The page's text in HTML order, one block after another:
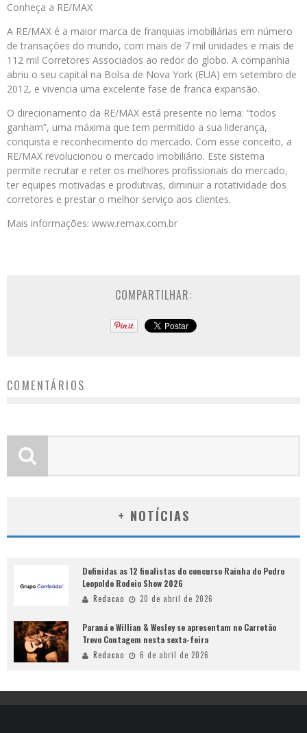
Conheça a RE/MAX
A RE/MAX é a maior marca de franquias imobiliárias em número
de transações do mundo, com mais de 7 mil unidades e mais de
112 mil Corretores Associados ao redor do globo. A companhia
abriu o seu capital na Bolsa de Nova York (EUA) em setembro de
2012, e vivencia uma excelente fase de franca expansão.
O direcionamento da RE/MAX está presente no lema: “todos
ganham”, uma máxima que tem permitido a sua liderança,
conquista e reconhecimento do mercado. Com esse conceito, a
RE/MAX revolucionou o mercado imobiliário. Este sistema
permite recrutar e reter os melhores profissionais do mercado,
ter equipes motivadas e produtivas, diminuir a rotatividade dos
corretores e prestar o melhor serviço aos clientes.
Mais informações: www.remax.com.br
COMPARTILHAR:
COMENTÁRIOS
+ NOTÍCIAS
Definidas as 12 finalistas do concurso Rainha do Pedro
Leopoldo Rodeio Show 2026
Redacao 20 de abril de 2026
Paraná e Willian & Wesley se apresentam no Carretão
Trevo Contagem nesta sexta-feira
Redacao 6 de abril de 2026